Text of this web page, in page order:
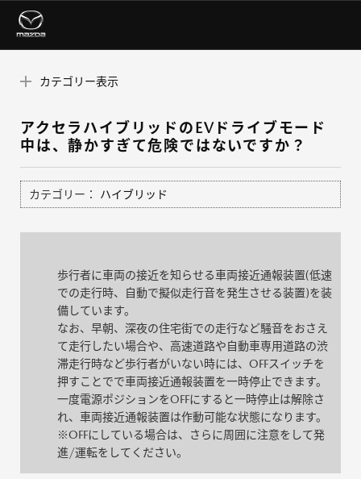
カテゴリー表示
アクセラハイブリッドのEVドライブモード
中は、静かすぎて危険ではないですか？
カテゴリー： ハイブリッド
歩行者に車両の接近を知らせる車両接近通報装置(低速
での走行時、自動で擬似走行音を発生させる装置)を装
備しています。
なお、早朝、深夜の住宅街での走行など騒音をおさえ
て走行したい場合や、高速道路や自動車専用道路の渋
滞走行時など歩行者がいない時には、OFFスイッチを
押すことでで車両接近通報装置を一時停止できます。
一度電源ポジションをOFFにすると一時停止は解除さ
れ、車両接近通報装置は作動可能な状態になります。
※OFFにしている場合は、さらに周囲に注意をして発
進/運転をしてください。